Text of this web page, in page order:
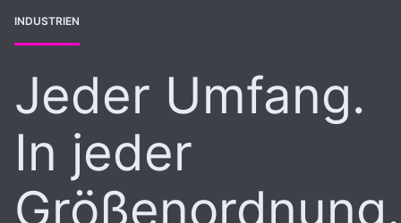
INDUSTRIEN
Jeder Umfang.
In jeder
Größenordnung.